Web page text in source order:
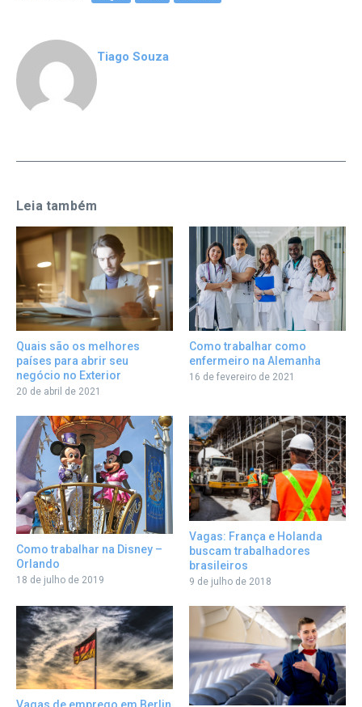
Tiago Souza
Leia também
Quais são os melhores
países para abrir seu
negócio no Exterior
20 de abril de 2021
Como trabalhar como
enfermeiro na Alemanha
16 de fevereiro de 2021
Como trabalhar na Disney –
Orlando
18 de julho de 2019
Vagas: França e Holanda
buscam trabalhadores
brasileiros
9 de julho de 2018